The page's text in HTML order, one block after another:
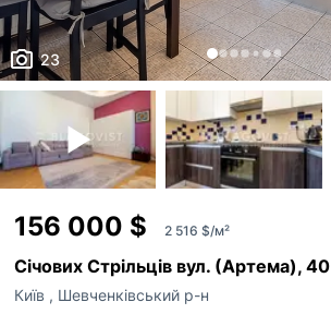
23
156 000 $ 2 516 $/м²
Січових Стрільців вул. (Артема), 40
Київ , Шевченківський р-н